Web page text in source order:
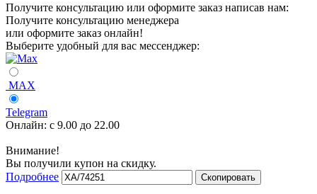
Получите консультацию или оформите заказ написав нам:
Получите консультацию менеджера
или оформите заказ онлайн!
Выберите удобный для вас мессенджер:
MAX
Telegram
Онлайн: с 9.00 до 22.00
Внимание!
Вы получили купон на скидку.
Подробнее
Скопировать